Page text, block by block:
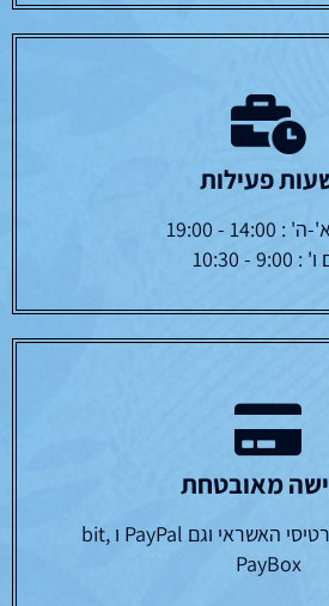
פעילות
- 19:00
- 10:30
מאובטחת
עובדים עם כל כרטיסי האשראי וגם PayPal ו bit,
PayBox